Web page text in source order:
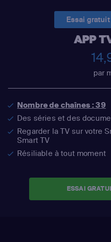
Essai
APP
par
Nombre de chaînes : 39
Des séries et des
Regarder la TV sur votre
Smart TV
Résiliable à tout moment
ESSAI